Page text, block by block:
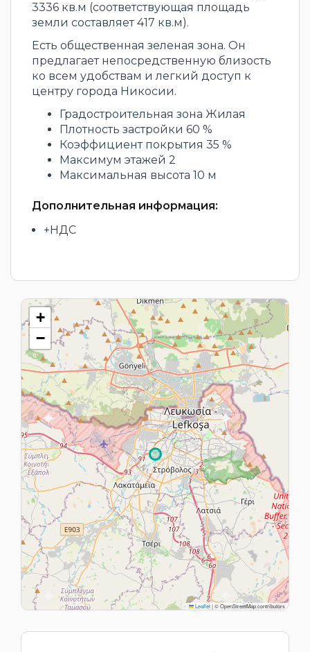
3336 кв.м (соответствующая площадь
земли составляет 417 кв.м).
Есть общественная зеленая зона. Он
предлагает непосредственную близость
ко всем удобствам и легкий доступ к
центру города Никосии.
Градостроительная зона Жилая
Плотность застройки 60 %
Коэффициент покрытия 35 %
Максимум этажей 2
Максимальная высота 10 м
Дополнительная информация:
+НДС
+
−
Leaflet|© OpenStreetMap contributors